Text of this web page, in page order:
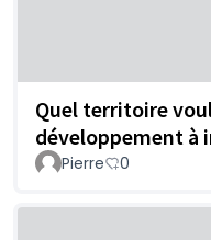
Quel territoire
développement à
Pierre 0